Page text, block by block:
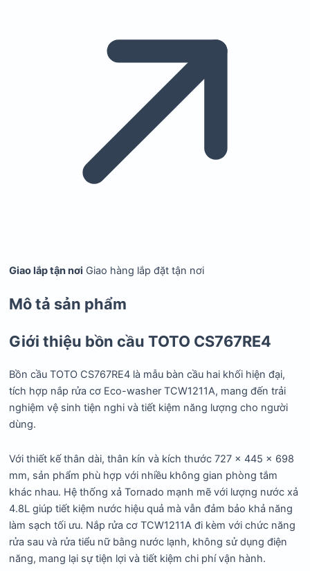
Giao lắp tận nơi Giao hàng lắp đặt tận nơi
Mô tả sản phẩm
Giới thiệu bồn cầu TOTO CS767RE4
Bồn cầu TOTO CS767RE4 là mẫu bàn cầu hai khối hiện đại,
tích hợp nắp rửa cơ Eco-washer TCW1211A, mang đến trải
nghiệm vệ sinh tiện nghi và tiết kiệm năng lượng cho người
dùng.
Với thiết kế thân dài, thân kín và kích thước 727 x 445 x 698
mm, sản phẩm phù hợp với nhiều không gian phòng tắm
khác nhau. Hệ thống xả Tornado mạnh mẽ với lượng nước xả
4.8L giúp tiết kiệm nước hiệu quả mà vẫn đảm bảo khả năng
làm sạch tối ưu. Nắp rửa cơ TCW1211A đi kèm với chức năng
rửa sau và rửa tiểu nữ bằng nước lạnh, không sử dụng điện
năng, mang lại sự tiện lợi và tiết kiệm chi phí vận hành.